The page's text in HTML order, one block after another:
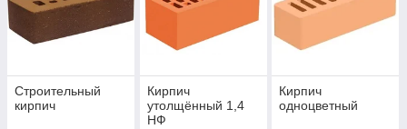
Строительный
кирпич
Кирпич
утолщённый 1,4
НФ
Кирпич
одноцветный